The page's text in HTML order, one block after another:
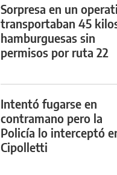
Sorpresa en un
transportaban 45
hamburguesas sin
permisos por ruta 22
Intentó fugarse en
contramano pero la
Policía lo interceptó
Cipolletti